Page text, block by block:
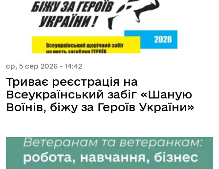
ср, 5 сер 2026 - 14:42
Триває реєстрація на
Всеукраїнський забіг «Шаную
Воїнів, біжу за Героїв України»